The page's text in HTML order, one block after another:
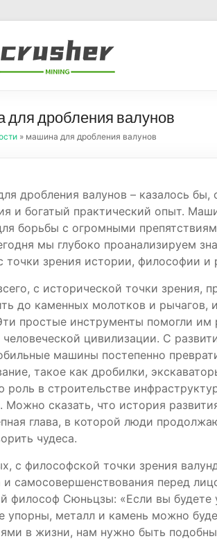
для дробления валунов
» машина для дробления валунов
дробления валунов – казалось бы,
и богатый практический опыт.
борьбы с огромными
мы глубоко проанализируем
точки зрения истории, философии и
с исторической точки зрения,
до каменных молотков и
простые инструменты помогли
человеческой цивилизации. С
машины постепенно
такое как дробилки,
роль в строительстве
Можно сказать, что история
глава, в которой люди
чудеса.
с философской точки зрения
и самосовершенствования перед
философ Сюньцзы: «Если вы будете
упорны, металл и камень можно
в жизни, нам нужно быть